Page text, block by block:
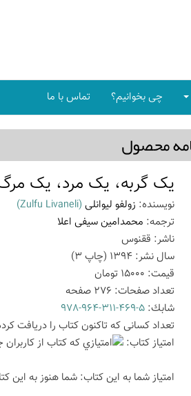
چی بخوانیم؟ تماس با ما
محصول
یک گربه، یک مرد، یک
نویسنده: زولفو لیوانلی (Zulfu Livaneli)
ترجمه: محمدامین سیفی اعلا
ناشر: ققنوس
سال نشر: 1394 (چاپ 3
)
قیمت: 15000 تومان
تعداد صفحات: 276 صفحه
شابك: 978-964-311-469-5
تعداد كسانی كه تاكنون كتاب را دریافت كرده‌اند:
امتیاز كتاب:
امتیاز شما به این كتاب: شما هنوز به این